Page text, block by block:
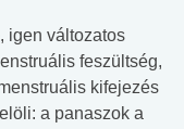
igen változatos
feszültség,
kifejezés
a panaszok a